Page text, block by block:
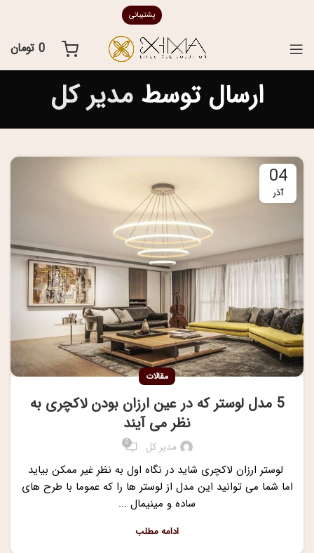
پشتیبانی
0 تومان
ارسال توسطمدیر کل
04
آذر
مقالات
5 مدل لوستر که در عین ارزان بودن لاکچری به
نظر می آیند
مدیر کل 0
لوستر ارزان لاکچری شاید در نگاه اول به نظر غیر ممکن بیاید
اما شما می توانید این مدل از لوستر ها را که عموما با طرح های
ساده و مینیمال ...
ادامه مطلب